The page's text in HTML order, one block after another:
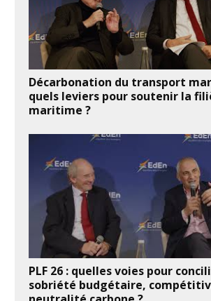
Décarbonation du transport
quels leviers pour soutenir la
maritime ?
PLF 26 : quelles voies pour
sobriété budgétaire,